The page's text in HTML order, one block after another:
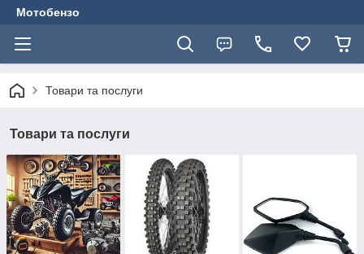
Мотобензо
Товари та послуги
Товари та послуги